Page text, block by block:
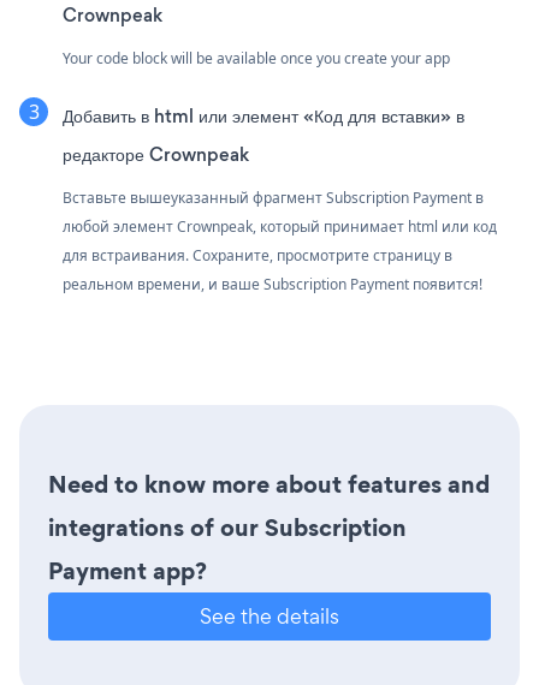
Crownpeak
Your code block will be available once you create your app
Добавить в html или элемент «Код для вставки» в
редакторе Crownpeak
Вставьте вышеуказанный фрагмент Subscription Payment в
любой элемент Crownpeak, который принимает html или код
для встраивания. Сохраните, просмотрите страницу в
реальном времени, и ваше Subscription Payment появится!
Need to know more about features and
integrations of our Subscription
Payment app?
See the details